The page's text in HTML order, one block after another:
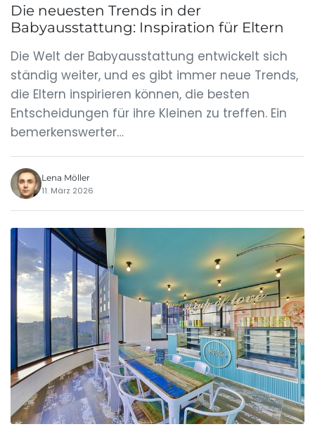
Die neuesten Trends in der
Babyausstattung: Inspiration für Eltern
Die Welt der Babyausstattung entwickelt sich
ständig weiter, und es gibt immer neue Trends,
die Eltern inspirieren können, die besten
Entscheidungen für ihre Kleinen zu treffen. Ein
bemerkenswerter…
Lena Möller
11. März 2026